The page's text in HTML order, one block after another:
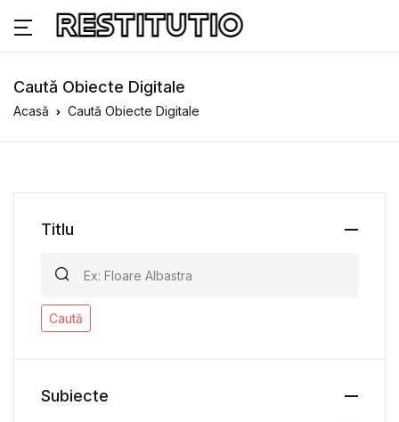
Caută Obiecte Digitale
Acasă Caută Obiecte Digitale
Titlu
Caută
Subiecte